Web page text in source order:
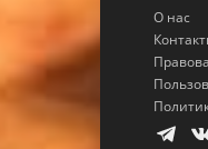
О нас